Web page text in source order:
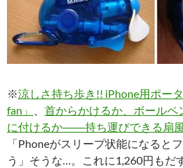
※涼しさ持ち歩き!! iPhone用ポー
fan」
首からかけるか、ボールペ
に付けるか――持ち運びできる扇
「Phoneがスリープ状能になると
う」そうな…。これに1,260円もだ